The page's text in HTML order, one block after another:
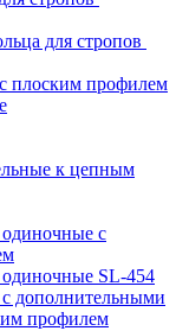
для стропов
плоским профилем
к цепным
c
SL-454
дополнительными
профилем